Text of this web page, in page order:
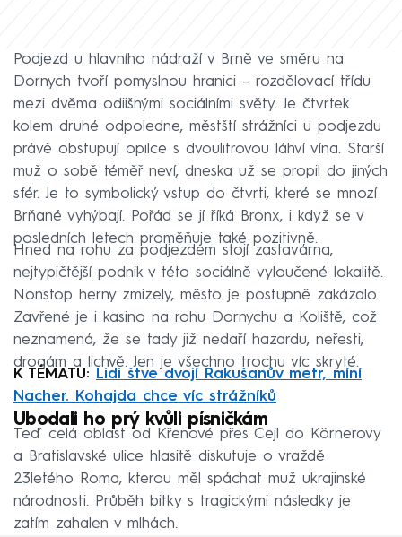
Podjezd u hlavního nádraží v Brně ve směru na
Dornych tvoří pomyslnou hranici – rozdělovací třídu
mezi dvěma odiišnými sociálními světy. Je čtvrtek
kolem druhé odpoledne, městští strážníci u podjezdu
právě obstupují opilce s dvoulitrovou láhví vína. Starší
muž o sobě téměř neví, dneska už se propil do jiných
sfér. Je to symbolický vstup do čtvrti, které se mnozí
Brňané vyhýbají. Pořád se jí říká Bronx, i když se v
posledních letech proměňuje také pozitivně.
Hned na rohu za podjezdem stojí zastavárna,
nejtypičtější podnik v této sociálně vyloučené lokalitě.
Nonstop herny zmizely, město je postupně zakázalo.
Zavřené je i kasino na rohu Dornychu a Koliště, což
neznamená, že se tady již nedaří hazardu, neřesti,
drogám a lichvě. Jen je všechno trochu víc skryté.
K TÉMATU: Lidi štve dvojí Rakušanův metr, míní
Nacher. Kohajda chce víc strážníků
Ubodali ho prý kvůli písničkám
Teď celá oblast od Křenové přes Cejl do Körnerovy
a Bratislavské ulice hlasitě diskutuje o vraždě
23letého Roma, kterou měl spáchat muž ukrajinské
národnosti. Průběh bitky s tragickými následky je
zatím zahalen v mlhách.